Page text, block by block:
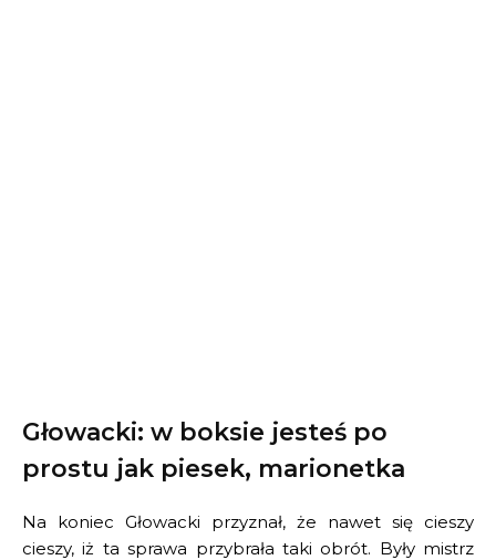
Głowacki: w boksie jesteś po
prostu jak piesek, marionetka
Na koniec Głowacki przyznał, że nawet się cieszy
cieszy, iż ta sprawa przybrała taki obrót. Były mistrz